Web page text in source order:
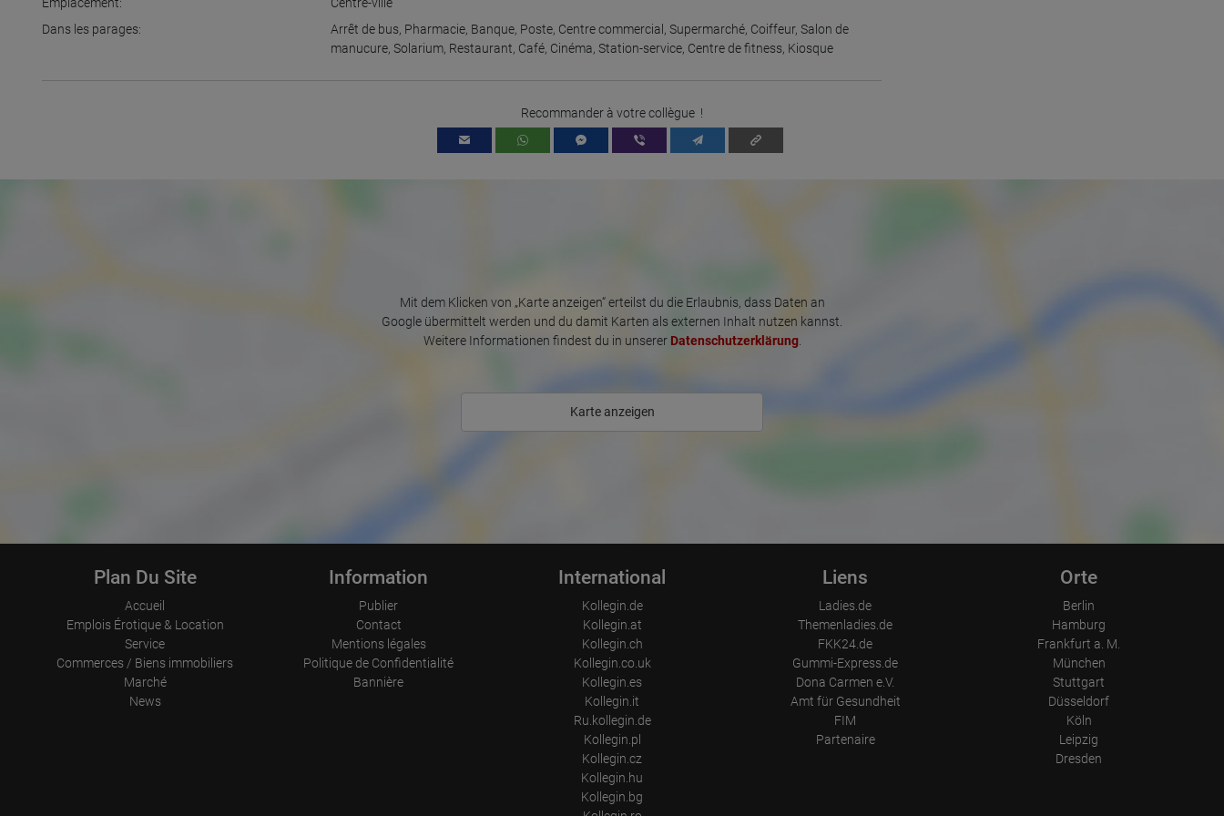
Which videos were watched?
Were any advertising banners clicked?
did he leave it completely?
European Union & USA
Dans les parages:
Arrêt de bus, Pharmacie, Banque, Poste, Centre commercial ,Supermarché, Coiffeur,Salon de
manucure,Solarium, Restaurant, Café, Cinéma,Station-service, Centre de fitness, Kiosque
Recommander à votre collègue !
Mit dem Klicken von „Karte anzeigen“ erteilst du die Erlaubnis, dass Daten an
Google übermittelt werden und du damit Karten als externen Inhalt nutzen kannst.
Weitere Informationen findest du in unserer Datenschutzerklärung.
Karte anzeigen
Plan Du Site
Accueil
Emplois Érotique & Location
Service
Commerces / Biens immobiliers
Marché
News
Information
Publier
Contact
Mentions légales
Politique de Confidentialité
Bannière
International
Kollegin.de
Kollegin.at
Kollegin.ch
Kollegin.co.uk
Kollegin.es
Kollegin.it
Ru.kollegin.de
Kollegin.pl
Kollegin.cz
Kollegin.hu
Kollegin.bg
Liens
Ladies.de
Themenladies.de
FKK24.de
Gummi-Express.de
Dona Carmen e.V.
Amt für Gesundheit
FIM
Partenaire
Orte
Berlin
Hamburg
Frankfurt a. M.
München
Stuttgart
Düsseldorf
Köln
Leipzig
Dresden